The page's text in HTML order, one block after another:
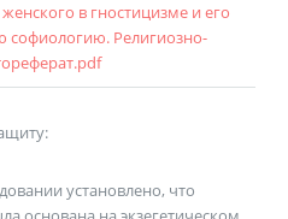
в гностицизме и его
софиологию. Религиозно-
установлено, что